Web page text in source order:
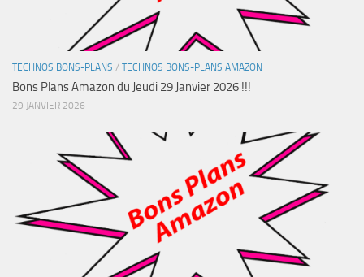
TECHNOS BONS-PLANS / TECHNOS BONS-PLANS AMAZON
Bons Plans Amazon du Jeudi 29 Janvier 2026 !!!
29 JANVIER 2026